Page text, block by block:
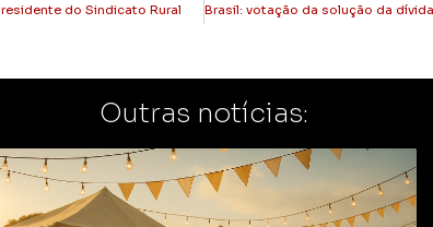
do Sindicato Rural
Outras notícias: